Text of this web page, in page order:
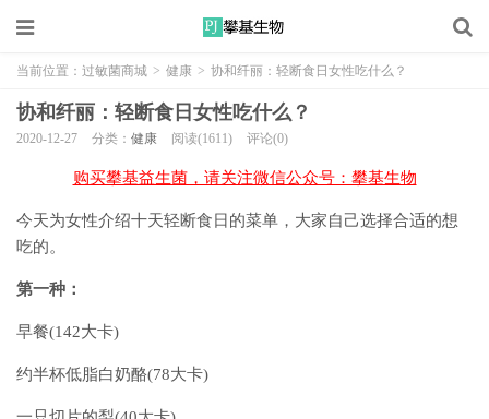
当前位置： 过敏菌商城 > 健康 > 协和纤丽：轻断食日女性吃什么？
协和纤丽：轻断食日女性吃什么？
2020-12-27 分类： 健康 阅读(1611) 评论(0)
购买攀基益生菌，请关注微信公众号：攀基生物
今天为女性介绍十天轻断食日的菜单，大家自己选择合适的想
吃的。
第一种：
早餐(142大卡)
约半杯低脂白奶酪(78大卡)